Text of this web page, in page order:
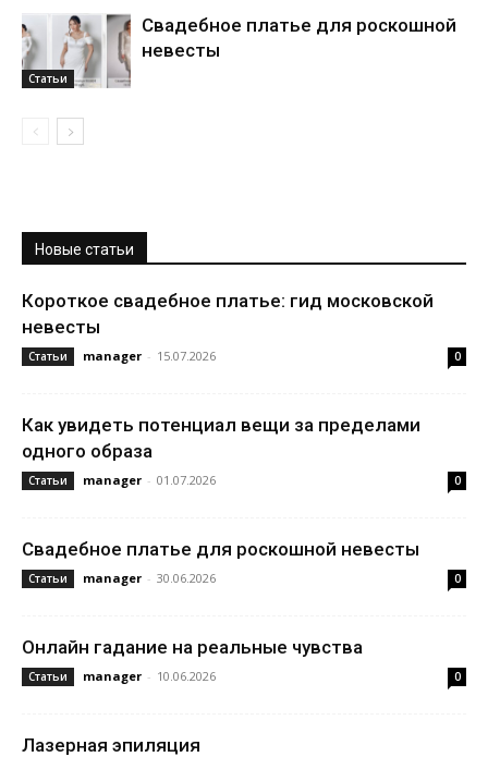
Статьи
Свадебное платье для роскошной
невесты
Новые статьи
Короткое свадебное платье: гид московской
невесты
Статьи manager - 15.07.2026 0
Как увидеть потенциал вещи за пределами
одного образа
Статьи manager - 01.07.2026 0
Свадебное платье для роскошной невесты
Статьи manager - 30.06.2026 0
Онлайн гадание на реальные чувства
Статьи manager - 10.06.2026 0
Лазерная эпиляция